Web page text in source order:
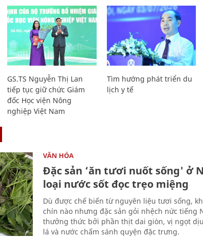
GS.TS Nguyễn Thị Lan
tiếp tục giữ chức Giám
đốc Học viện Nông
nghiệp Việt Nam
Tìm hướng phát triển du
lịch y tế
VĂN HÓA
Đặc sản ‘ăn tươi nuốt sống' ở
loại nước sốt đọc trẹo miệng
Dù được chế biến từ nguyên liệu tươi sống,
chín nào nhưng đặc sản gỏi nhệch nức tiếng
thưởng thức bởi phần thịt dai giòn, vị ngọt
lá và nước chấm sánh quyện đặc trưng.